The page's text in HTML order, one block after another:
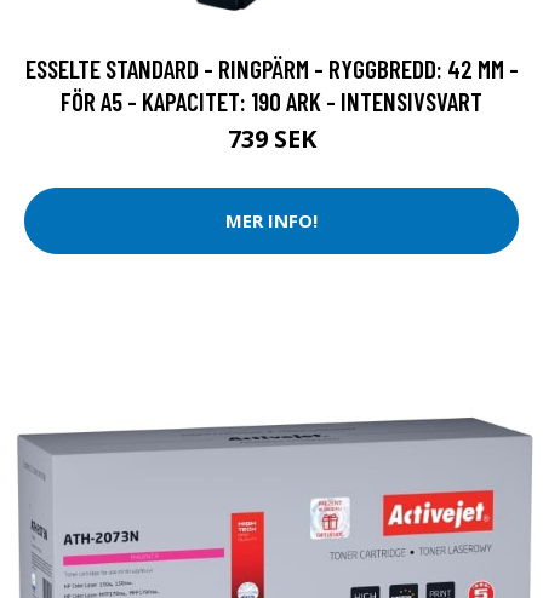
ESSELTE STANDARD - RINGPÄRM - RYGGBREDD: 42 MM -
FÖR A5 - KAPACITET: 190 ARK - INTENSIVSVART
739 SEK
MER INFO!